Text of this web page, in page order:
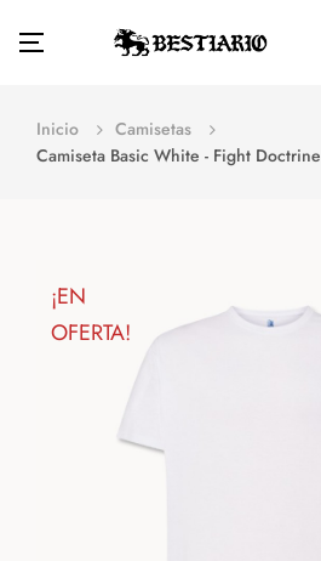
Navegación
☰
Inicio
Camisetas
Camiseta Basic White - Fight Doctrine
¡EN
OFERTA!